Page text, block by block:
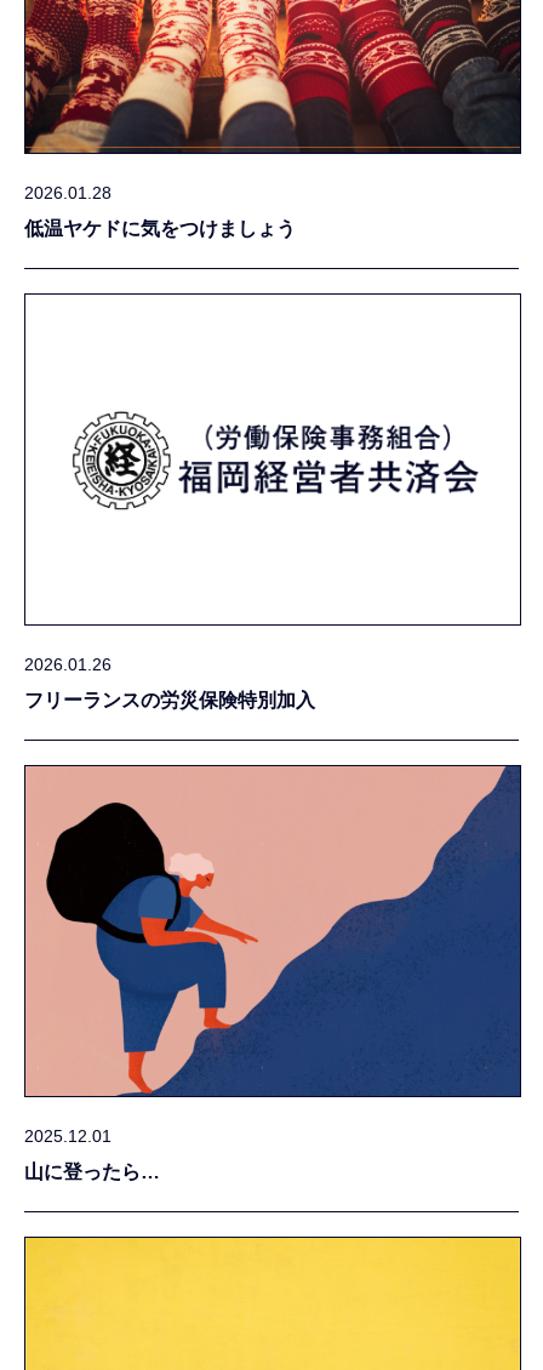
2026.01.28
低温ヤケドに気をつけましょう
2026.01.26
フリーランスの労災保険特別加入
2025.12.01
山に登ったら…